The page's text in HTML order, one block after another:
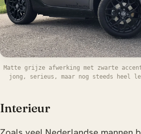
Matte grijze afwerking met zwarte
jong, serieus, maar nog steeds heel
Interieur